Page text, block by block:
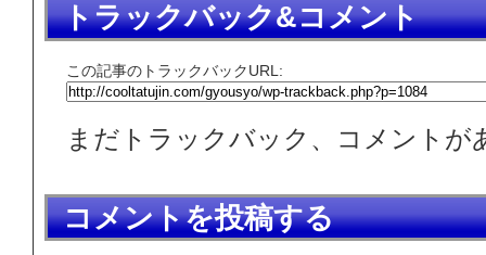
トラックバック&コメント
この記事のトラックバックURL:
まだトラックバック、コメントが
コメントを投稿する